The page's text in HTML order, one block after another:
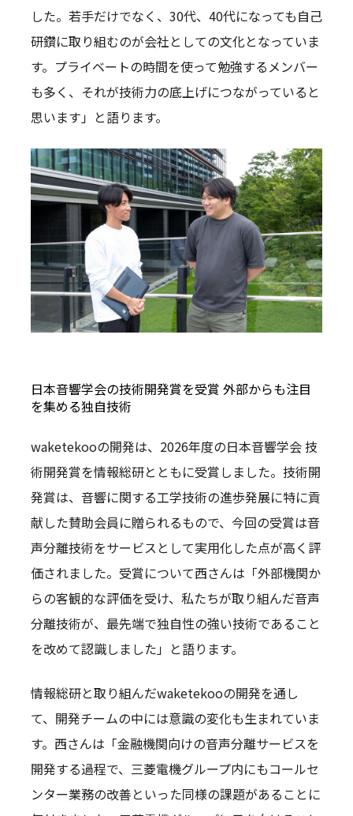
した。若手だけでなく、30代、40代になっても自己
研鑽に取り組むのが会社としての文化となっていま
す。プライベートの時間を使って勉強するメンバー
も多く、それが技術力の底上げにつながっていると
思います」と語ります。
日本音響学会の技術開発賞を受賞 外部からも注目
を集める独自技術
waketekooの開発は、2026年度の日本音響学会 技
術開発賞を情報総研とともに受賞しました。技術開
発賞は、音響に関する工学技術の進歩発展に特に貢
献した賛助会員に贈られるもので、今回の受賞は音
声分離技術をサービスとして実用化した点が高く評
価されました。受賞について西さんは「外部機関か
らの客観的な評価を受け、私たちが取り組んだ音声
分離技術が、最先端で独自性の強い技術であること
を改めて認識しました」と語ります。
情報総研と取り組んだwaketekooの開発を通し
て、開発チームの中には意識の変化も生まれていま
す。西さんは「金融機関向けの音声分離サービスを
開発する過程で、三菱電機グループ内にもコールセ
ンター業務の改善といった同様の課題があることに